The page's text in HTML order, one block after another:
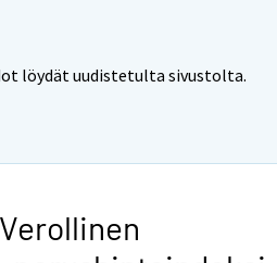
löydät uudistetulta sivustolta.